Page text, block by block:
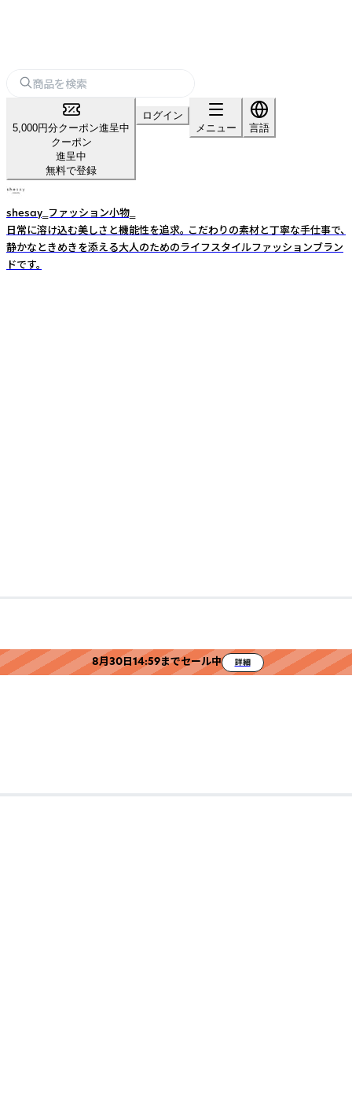
5,000円分クーポン進呈中
クーポン
進呈中
無料で登録
ログイン
メニュー
言語
shesay‗ファッション小物‗
日常に溶け込む美しさと機能性を追求。 こだわりの素材と丁寧な手仕事で、
静かなときめきを添える大人のためのライフスタイルファッションブラン
ドです。
8月30日14:59までセール中 詳細